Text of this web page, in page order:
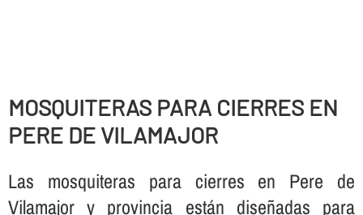
MOSQUITERAS PARA CIERRES EN
PERE DE VILAMAJOR
Las mosquiteras para cierres en Pere de
Vilamajor y provincia están diseñadas para